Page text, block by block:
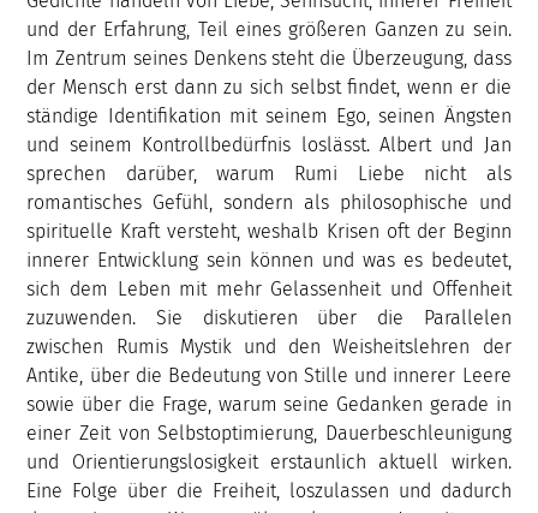
und der Erfahrung, Teil eines größeren Ganzen zu sein.
Im Zentrum seines Denkens steht die Überzeugung, dass
der Mensch erst dann zu sich selbst findet, wenn er die
ständige Identifikation mit seinem Ego, seinen Ängsten
und seinem Kontrollbedürfnis loslässt. Albert und Jan
sprechen darüber, warum Rumi Liebe nicht als
romantisches Gefühl, sondern als philosophische und
spirituelle Kraft versteht, weshalb Krisen oft der Beginn
innerer Entwicklung sein können und was es bedeutet,
sich dem Leben mit mehr Gelassenheit und Offenheit
zuzuwenden. Sie diskutieren über die Parallelen
zwischen Rumis Mystik und den Weisheitslehren der
Antike, über die Bedeutung von Stille und innerer Leere
sowie über die Frage, warum seine Gedanken gerade in
einer Zeit von Selbstoptimierung, Dauerbeschleunigung
und Orientierungslosigkeit erstaunlich aktuell wirken.
Eine Folge über die Freiheit, loszulassen und dadurch